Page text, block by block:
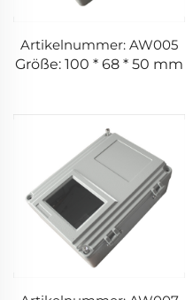
Artikelnummer: AW005
Größe: 100 * 68 * 50 mm